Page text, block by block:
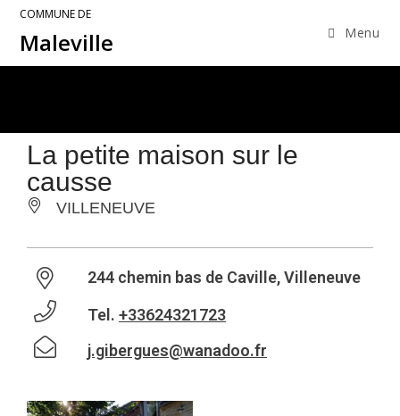
COMMUNE DE
Maleville Menu
La petite maison sur le
causse
VILLENEUVE
244 chemin bas de Caville, Villeneuve
Tel. +33624321723
j.gibergues@wanadoo.fr